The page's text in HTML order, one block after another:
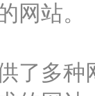
网站。
了多